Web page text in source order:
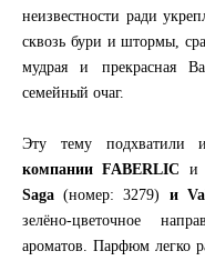
неизвестности ради
сквозь бури и штормы,
мудрая и прекрасная
семейный очаг.
Эту тему
компании FABERLIC
Saga(номер: 3279) и
зелёно-цветочное
ароматов. Парфюм легко